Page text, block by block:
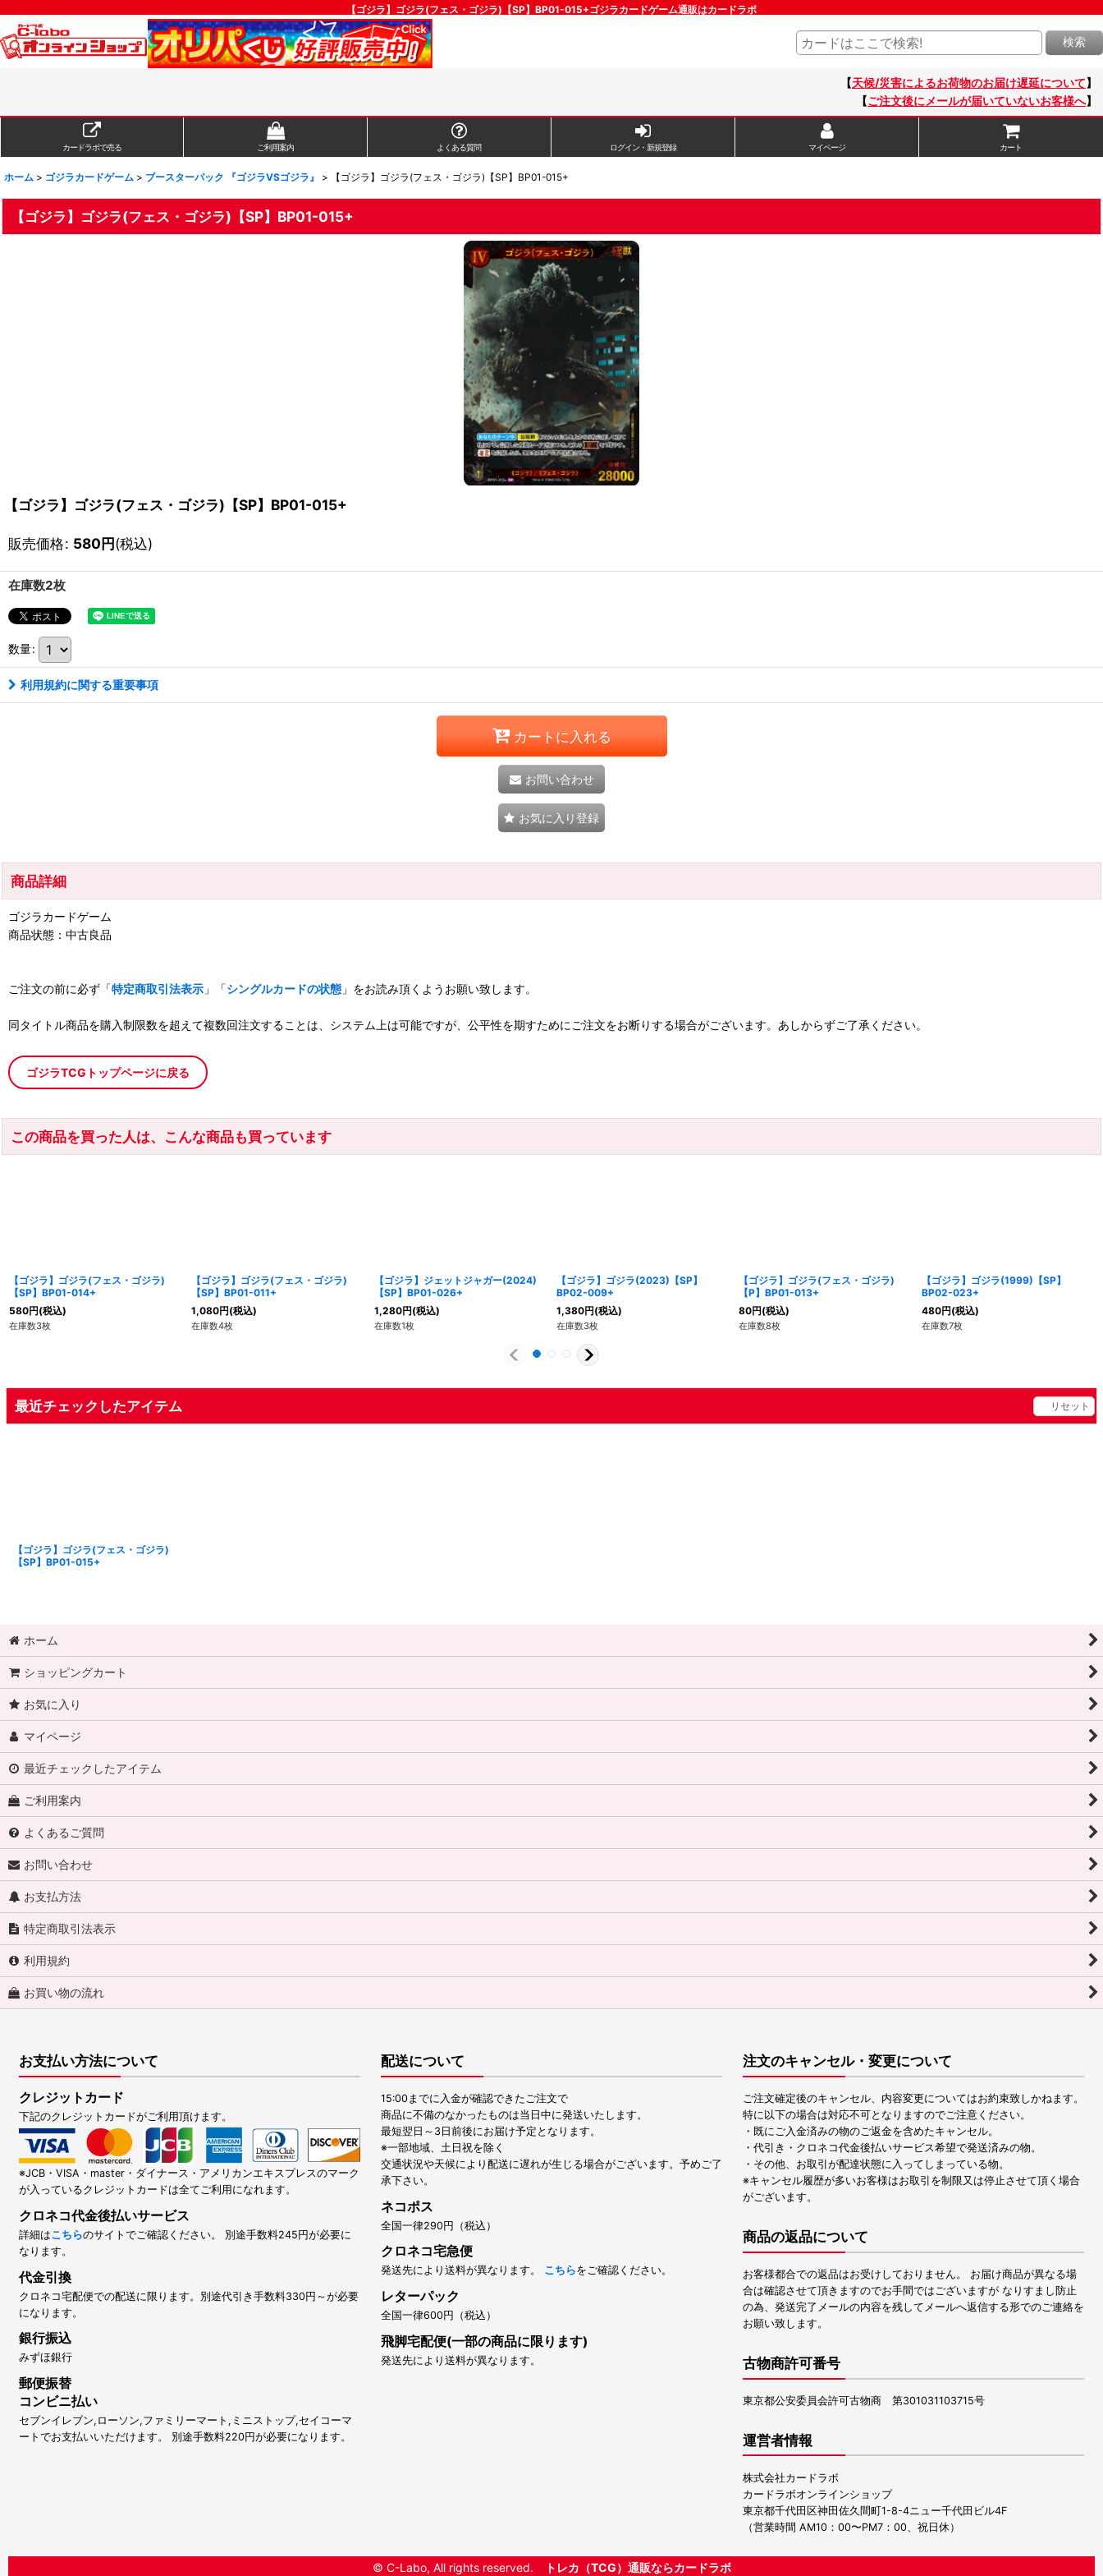
【ゴジラ】ゴジラ(フェス・ゴジラ)【SP】BP01-015+ゴジラカードゲーム通販はカードラボ
検索
【天候/災害によるお荷物のお届け遅延について】
【ご注文後にメールが届いていないお客様へ】
カードラボで売る ご利用案内 よくある質問 ログイン・新規登録 マイページ カート
ホーム > ゴジラカードゲーム > ブースターパック 『ゴジラVSゴジラ』 > 【ゴジラ】ゴジラ(フェス・ゴジラ)【SP】BP01-015+
【ゴジラ】ゴジラ(フェス・ゴジラ)【SP】BP01-015+
【ゴジラ】ゴジラ(フェス・ゴジラ)【SP】BP01-015+
販売価格: 580円(税込)
在庫数2枚
数量:
利用規約に関する重要事項
カートに入れる
お問い合わせ
お気に入り登録
商品詳細
ゴジラカードゲーム
商品状態：中古良品
ご注文の前に必ず「特定商取引法表示 」「シングルカードの状態 」をお読み頂くようお願い致します。
同タイトル商品を購入制限数を超えて複数回注文することは、システム上は可能ですが、公平性を期すためにご注文をお断りする場合がございます。あしからずご了承ください。
ゴジラTCGトップページに戻る
この商品を買った人は、こんな商品も買っています
【ゴジラ】ゴジラ(フェス・ゴジラ)
【SP】BP01-014+
580円(税込)
在庫数3枚
【ゴジラ】ゴジラ(フェス・ゴジラ)
【SP】BP01-011+
1,080円(税込)
在庫数4枚
【ゴジラ】ジェットジャガー(2024)
【SP】BP01-026+
1,280円(税込)
在庫数1枚
【ゴジラ】ゴジラ(2023)【SP】
BP02-009+
1,380円(税込)
在庫数3枚
【ゴジラ】ゴジラ(フェス・ゴジラ)
【P】BP01-013+
80円(税込)
在庫数8枚
【ゴジラ】ゴジラ(1999)【SP】
BP02-023+
480円(税込)
在庫数7枚
最近チェックしたアイテム リセット
【ゴジラ】ゴジラ(フェス・ゴジラ)
【SP】BP01-015+
ホーム
ショッピングカート
お気に入り
マイページ
最近チェックしたアイテム
ご利用案内
よくあるご質問
お問い合わせ
お支払方法
特定商取引法表示
利用規約
お買い物の流れ
お支払い方法について
クレジットカード
下記のクレジットカードがご利用頂けます。
※JCB・VISA・master・ダイナース・アメリカンエキスプレスのマーク
が入っているクレジットカードは全てご利用になれます。
クロネコ代金後払いサービス
詳細はこちらのサイトでご確認ください。 別途手数料245円が必要に
なります。
代金引換
クロネコ宅配便での配送に限ります。別途代引き手数料330円～が必要
になります。
銀行振込
みずほ銀行
郵便振替
コンビニ払い
セブンイレブン,ローソン,ファミリーマート,ミニストップ,セイコーマ
ートでお支払いいただけます。 別途手数料220円が必要になります。
配送について
15:00までに入金が確認できたご注文で
商品に不備のなかったものは当日中に発送いたします。
最短翌日～3日前後にお届け予定となります。
※一部地域、土日祝を除く
交通状況や天候により配送に遅れが生じる場合がございます。予めご了
承下さい。
ネコポス
全国一律290円（税込）
クロネコ宅急便
発送先により送料が異なります。 こちらをご確認ください。
レターパック
全国一律600円（税込）
飛脚宅配便(一部の商品に限ります)
発送先により送料が異なります。
注文のキャンセル・変更について
ご注文確定後のキャンセル、内容変更についてはお約束致しかねます。
特に以下の場合は対応不可となりますのでご注意ください。
・既にご入金済みの物のご返金を含めたキャンセル。
・代引き・クロネコ代金後払いサービス希望で発送済みの物。
・その他、お取引が配達状態に入ってしまっている物。
※キャンセル履歴が多いお客様はお取引を制限又は停止させて頂く場合
がございます。
商品の返品について
お客様都合での返品はお受けしておりません。 お届け商品が異なる場
合は確認させて頂きますのでお手間ではございますが なりすまし防止
の為、発送完了メールの内容を残してメールへ返信する形でのご連絡を
お願い致します。
古物商許可番号
東京都公安委員会許可古物商 第301031103715号
運営者情報
株式会社カードラボ
カードラボオンラインショップ
東京都千代田区神田佐久間町1-8-4ニュー千代田ビル4F
（営業時間 AM10：00〜PM7：00、祝日休）
© C-Labo, All rights reserved. トレカ（TCG）通販ならカードラボ